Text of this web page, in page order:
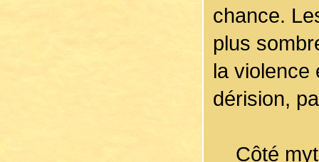
chance.
plus
la violence
dérision,
Côté